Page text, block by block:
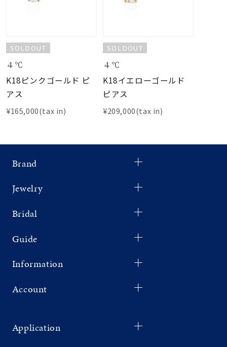
SOLDOUT
４℃
K18ピンクゴールド ピ
アス
¥165,000(tax in)
SOLDOUT
４℃
K18イエローゴールド
ピアス
¥209,000(tax in)
Brand
Jewelry
Bridal
Guide
Information
Account
Application